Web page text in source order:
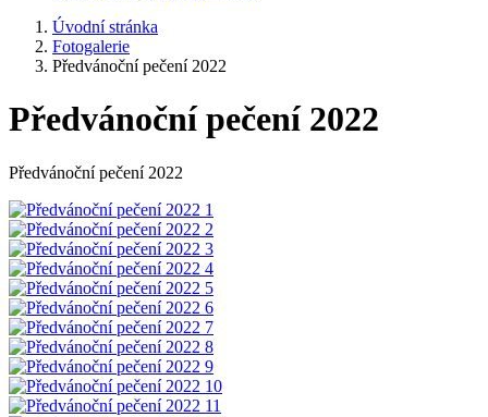
Úvodní stránka
Fotogalerie
Předvánoční pečení 2022
Předvánoční pečení 2022
Předvánoční pečení 2022